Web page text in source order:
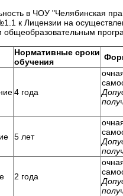
в ЧОУ "Челябинская
к Лицензии на
общеобразовательным
Нормативные сроки
обучения
4 года
5 лет
2 года